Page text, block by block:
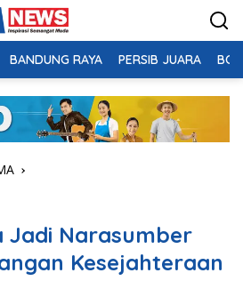
BANDUNG RAYA PERSIB JUARA
Jadi Narasumber
Kesejahteraan